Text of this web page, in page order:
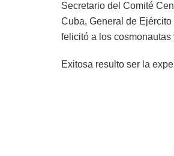
Secretario del Comité
Cuba, General de
felicitó a los
Exitosa resulto ser la